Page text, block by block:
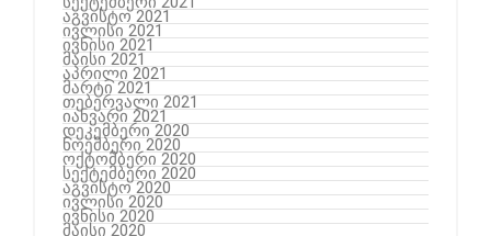
აგვისტო 2021
ივლისი 2021
ივნისი 2021
მაისი 2021
აპრილი 2021
მარტი 2021
თებერვალი 2021
იანვარი 2021
დეკემბერი 2020
ნოემბერი 2020
ოქტომბერი 2020
სექტემბერი 2020
აგვისტო 2020
ივლისი 2020
ივნისი 2020
მაისი 2020